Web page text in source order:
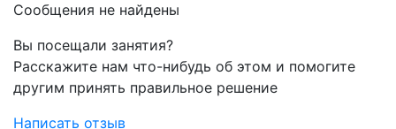
Сообщения не найдены
Вы посещали занятия?
Расскажите нам что-нибудь об этом и помогите
другим принять правильное решение
Написать отзыв